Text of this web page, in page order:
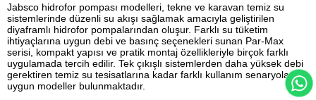
Jabsco hidrofor pompası modelleri, tekne ve karavan temiz su
sistemlerinde düzenli su akışı sağlamak amacıyla geliştirilen
diyaframlı hidrofor pompalarından oluşur. Farklı su tüketim
ihtiyaçlarına uygun debi ve basınç seçenekleri sunan Par-Max
serisi, kompakt yapısı ve pratik montaj özellikleriyle birçok farklı
uygulamada tercih edilir. Tek çıkışlı sistemlerden daha yüksek debi
gerektiren temiz su tesisatlarına kadar farklı kullanım senaryolarına
uygun modeller bulunmaktadır.